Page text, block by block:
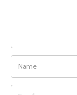
NAME
EMAIL